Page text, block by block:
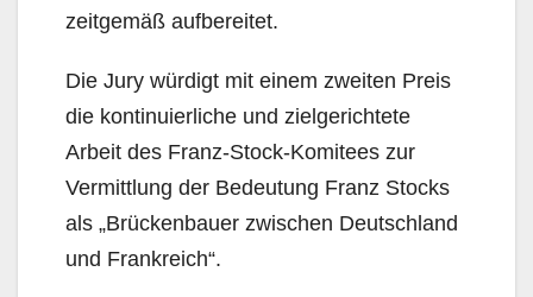
zeitgemäß aufbereitet.
Die Jury würdigt mit einem zweiten Preis
die kontinuierliche und zielgerichtete
Arbeit des Franz-Stock-Komitees zur
Vermittlung der Bedeutung Franz Stocks
als „Brückenbauer zwischen Deutschland
und Frankreich“.